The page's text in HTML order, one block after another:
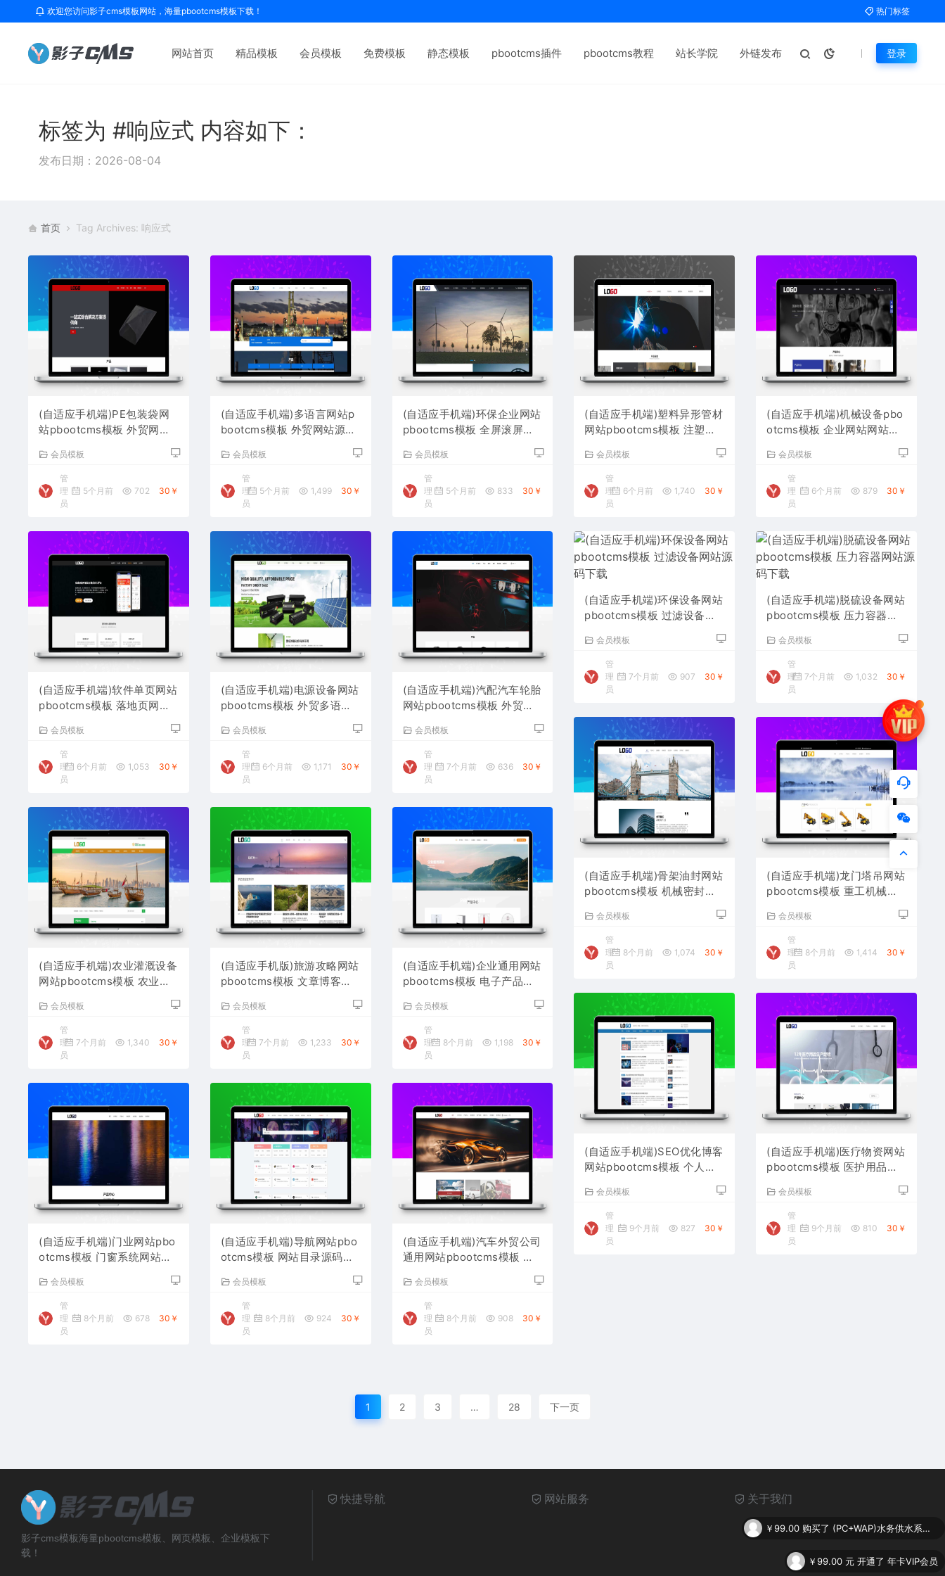
欢迎您访问影子cms模板网站，海量pbootcms模板下载！ 热门标签
网站首页 精品模板 会员模板 免费模板 静态模板 pbootcms插件 pbootcms教程 站长学院 外链发布 登录
标签为 #响应式 内容如下：
发布日期：2026-08-04
首页 Tag Archives: 响应式
(自适应手机端)PE包装袋网
站pbootcms模板 外贸网站
会员模板
管
理
员
5个月前 702 30￥
(自适应手机端)多语言网站p
bootcms模板 外贸网站源码
会员模板
管
理
员
5个月前 1,499 30￥
(自适应手机端)环保企业网站
pbootcms模板 全屏滚屏网
会员模板
管
理
员
5个月前 833 30￥
(自适应手机端)塑料异形管材
网站pbootcms模板 注塑品
会员模板
管
理
员
6个月前 1,740 30￥
(自适应手机端)机械设备pbo
otcms模板 企业网站网站源
会员模板
管
理
员
6个月前 879 30￥
(自适应手机端)软件单页网站
pbootcms模板 落地页网站
会员模板
管
理
员
6个月前 1,053 30￥
(自适应手机端)电源设备网站
pbootcms模板 外贸多语言
会员模板
管
理
员
6个月前 1,171 30￥
(自适应手机端)汽配汽车轮胎
网站pbootcms模板 外贸企
会员模板
管
理
员
7个月前 636 30￥
(自适应手机端)环保设备网站
pbootcms模板 过滤设备网
会员模板
管
理
员
7个月前 907 30￥
(自适应手机端)脱硫设备网站
pbootcms模板 压力容器网
会员模板
管
理
员
7个月前 1,032 30￥
(自适应手机端)农业灌溉设备
网站pbootcms模板 农业机
会员模板
管
理
员
7个月前 1,340 30￥
(自适应手机版)旅游攻略网站
pbootcms模板 文章博客网
会员模板
管
理
员
7个月前 1,233 30￥
(自适应手机端)企业通用网站
pbootcms模板 电子产品网
会员模板
管
理
员
8个月前 1,198 30￥
(自适应手机端)骨架油封网站
pbootcms模板 机械密封件
会员模板
管
理
员
8个月前 1,074 30￥
(自适应手机端)龙门塔吊网站
pbootcms模板 重工机械设
会员模板
管
理
员
8个月前 1,414 30￥
(自适应手机端)门业网站pbo
otcms模板 门窗系统网站源
会员模板
管
理
员
8个月前 678 30￥
(自适应手机端)导航网站pbo
otcms模板 网站目录源码下
会员模板
管
理
员
8个月前 924 30￥
(自适应手机端)汽车外贸公司
通用网站pbootcms模板 带
会员模板
管
理
员
8个月前 908 30￥
(自适应手机端)SEO优化博客
网站pbootcms模板 个人博
会员模板
管
理
员
9个月前 827 30￥
(自适应手机端)医疗物资网站
pbootcms模板 医护用品网
会员模板
管
理
员
9个月前 810 30￥
1 2 3 … 28 下一页
影子cms模板海量pbootcms模板、网页模板、企业模板下
载！
快捷导航 网站服务 关于我们
￥99.00 购买了 (PC+WAP)水务供水系统类网站pbootcms模板 供水调度系统网站源码下载
￥99.00 元 开通了 年卡VIP会员